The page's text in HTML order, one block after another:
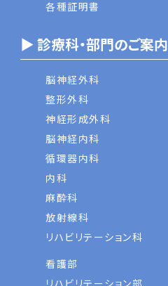
各種証明書
▶ 診療科・部門のご案内
脳神経外科
整形外科
神経形成外科
脳神経内科
循環器内科
内科
麻酔科
放射線科
リハビリテーション科
看護部